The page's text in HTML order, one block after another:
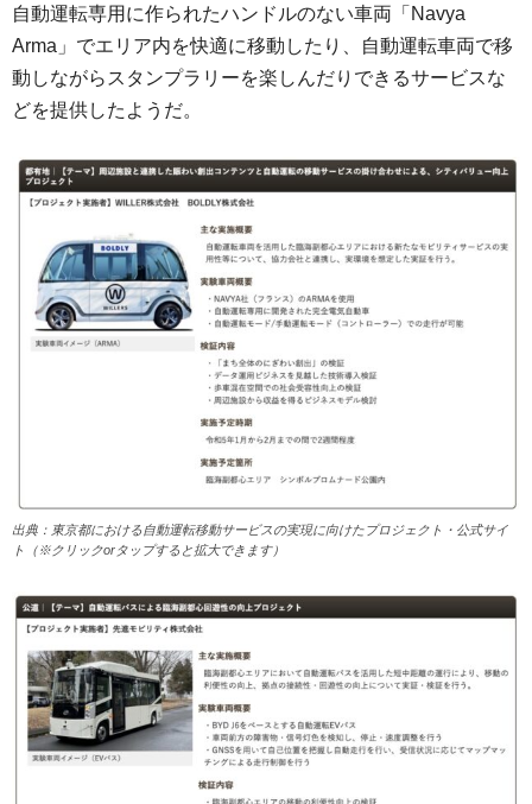
自動運転専用に作られたハンドルのない車両「Navya
Arma」でエリア内を快適に移動したり、自動運転車両で移
動しながらスタンプラリーを楽しんだりできるサービスな
どを提供したようだ。
出典：東京都における自動運転移動サービスの実現に向けたプロジェクト・公式サイ
ト（※クリックorタップすると拡大できます）